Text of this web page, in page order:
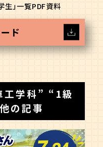
生」一覧PDF資料
ド
工学科” “ 1級
の記事